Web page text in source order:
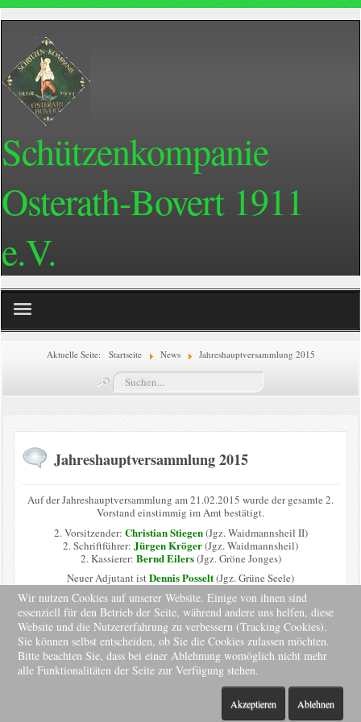
Schützenkompanie
Osterath-Bovert 1911
e.V.
Home
Vorstand
Kompaniekönige
Regimentskönige
Jungschützenkönige
Bildergalerie
News
Aktuelle Seite: Startseite News Jahreshauptversammlung 2015
Suchen...
Jahreshauptversammlung 2015
Auf der Jahreshauptversammlung am 21.02.2015 wurde der gesamte 2.
Vorstand einstimmig im Amt bestätigt.
2. Vorsitzender: Christian Stiegen(Jgz. Waidmannsheil II)
2. Schriftführer: Jürgen Kröger(Jgz. Waidmannsheil)
2. Kassierer: Bernd Eilers(Jgz. Gröne Jonges)
Neuer Adjutant istDennis Posselt(Jgz. Grüne Seele)
© Kompanie Bovert
Wir nutzen Cookies auf unserer Website. Einige von ihnen sind
essenziell für den Betrieb der Seite, während andere uns helfen, diese
Website und die Nutzererfahrung zu verbessern (Tracking Cookies).
Sie können selbst entscheiden, ob Sie die Cookies zulassen möchten.
Bitte beachten Sie, dass bei einer Ablehnung womöglich nicht mehr
alle Funktionalitäten der Seite zur Verfügung stehen.
Akzeptieren Ablehnen